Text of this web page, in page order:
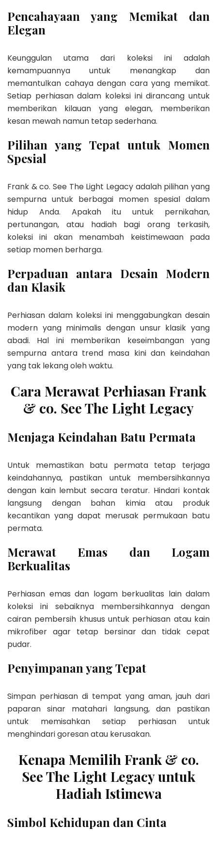
Pencahayaan yang Memikat dan
Elegan
Keunggulan utama dari koleksi ini adalah
kemampuannya untuk menangkap dan
memantulkan cahaya dengan cara yang memikat.
Setiap perhiasan dalam koleksi ini dirancang untuk
memberikan kilauan yang elegan, memberikan
kesan mewah namun tetap sederhana.
Pilihan yang Tepat untuk Momen
Spesial
Frank & co. See The Light Legacy adalah pilihan yang
sempurna untuk berbagai momen spesial dalam
hidup Anda. Apakah itu untuk pernikahan,
pertunangan, atau hadiah bagi orang terkasih,
koleksi ini akan menambah keistimewaan pada
setiap momen berharga.
Perpaduan antara Desain Modern
dan Klasik
Perhiasan dalam koleksi ini menggabungkan desain
modern yang minimalis dengan unsur klasik yang
abadi. Hal ini memberikan keseimbangan yang
sempurna antara trend masa kini dan keindahan
yang tak lekang oleh waktu.
Cara Merawat Perhiasan Frank
& co. See The Light Legacy
Menjaga Keindahan Batu Permata
Untuk memastikan batu permata tetap terjaga
keindahannya, pastikan untuk membersihkannya
dengan kain lembut secara teratur. Hindari kontak
langsung dengan bahan kimia atau produk
kecantikan yang dapat merusak permukaan batu
permata.
Merawat Emas dan Logam
Berkualitas
Perhiasan emas dan logam berkualitas lain dalam
koleksi ini sebaiknya membersihkannya dengan
cairan pembersih khusus untuk perhiasan atau kain
mikrofiber agar tetap bersinar dan tidak cepat
pudar.
Penyimpanan yang Tepat
Simpan perhiasan di tempat yang aman, jauh dari
paparan sinar matahari langsung, dan pastikan
untuk memisahkan setiap perhiasan untuk
menghindari goresan atau kerusakan.
Kenapa Memilih Frank & co.
See The Light Legacy untuk
Hadiah Istimewa
Simbol Kehidupan dan Cinta